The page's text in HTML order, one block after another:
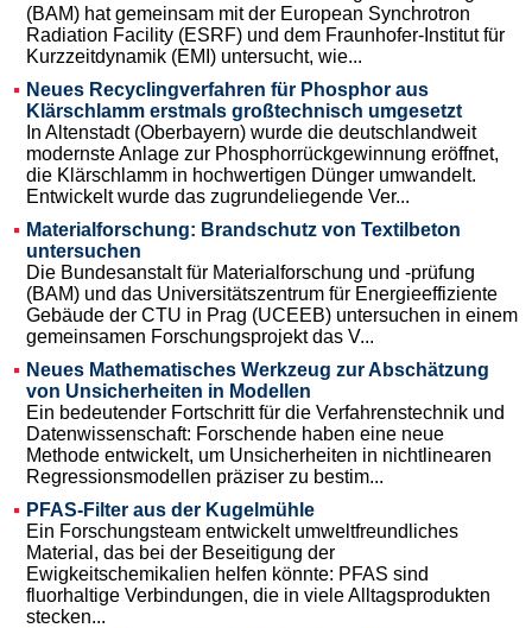
(BAM) hat gemeinsam mit der European Synchrotron
Radiation Facility (ESRF) und dem Fraunhofer-Institut für
Kurzzeitdynamik (EMI) untersucht, wie...
Neues Recyclingverfahren für Phosphor aus
Klärschlamm erstmals großtechnisch umgesetzt
In Altenstadt (Oberbayern) wurde die deutschlandweit
modernste Anlage zur Phosphorrückgewinnung eröffnet,
die Klärschlamm in hochwertigen Dünger umwandelt.
Entwickelt wurde das zugrundeliegende Ver...
Materialforschung: Brandschutz von Textilbeton
untersuchen
Die Bundesanstalt für Materialforschung und -prüfung
(BAM) und das Universitätszentrum für Energieeffiziente
Gebäude der CTU in Prag (UCEEB) untersuchen in einem
gemeinsamen Forschungsprojekt das V...
Neues Mathematisches Werkzeug zur Abschätzung
von Unsicherheiten in Modellen
Ein bedeutender Fortschritt für die Verfahrenstechnik und
Datenwissenschaft: Forschende haben eine neue
Methode entwickelt, um Unsicherheiten in nichtlinearen
Regressionsmodellen präziser zu bestim...
PFAS-Filter aus der Kugelmühle
Ein Forschungsteam entwickelt umweltfreundliches
Material, das bei der Beseitigung der
Ewigkeitschemikalien helfen könnte: PFAS sind
fluorhaltige Verbindungen, die in viele Alltagsprodukten
stecken...